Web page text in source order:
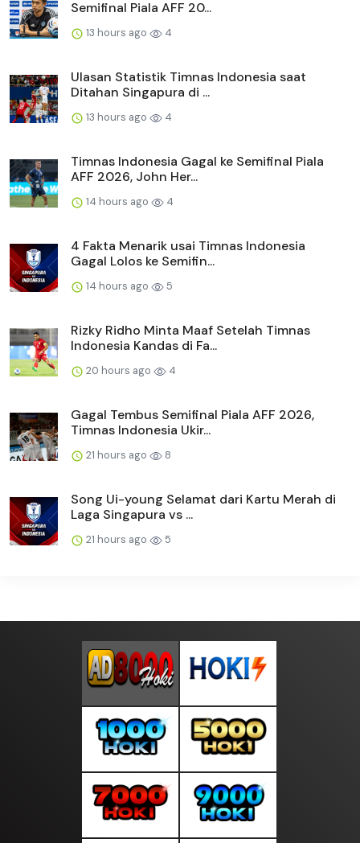
Semifinal Piala AFF 20...
13 hours ago 4
Ulasan Statistik Timnas Indonesia saat
Ditahan Singapura di ...
13 hours ago 4
Timnas Indonesia Gagal ke Semifinal Piala
AFF 2026, John Her...
14 hours ago 4
4 Fakta Menarik usai Timnas Indonesia
Gagal Lolos ke Semifin...
14 hours ago 5
Rizky Ridho Minta Maaf Setelah Timnas
Indonesia Kandas di Fa...
20 hours ago 4
Gagal Tembus Semifinal Piala AFF 2026,
Timnas Indonesia Ukir...
21 hours ago 8
Song Ui-young Selamat dari Kartu Merah di
Laga Singapura vs ...
21 hours ago 5